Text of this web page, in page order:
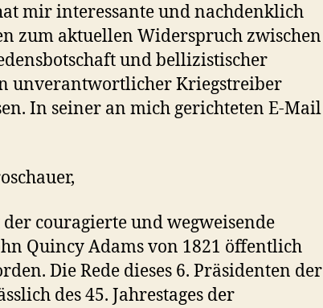
mir interessante und nachdenklich
zum aktuellen Widerspruch zwischen
und bellizistischer
unverantwortlicher Kriegstreiber
In seiner an mich gerichteten E-Mail
couragierte und wegweisende
Quincy Adams von 1821 öffentlich
Die Rede dieses 6. Präsidenten der
des 45. Jahrestages der